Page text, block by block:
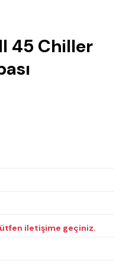
45 Chiller
iletişime geçiniz.